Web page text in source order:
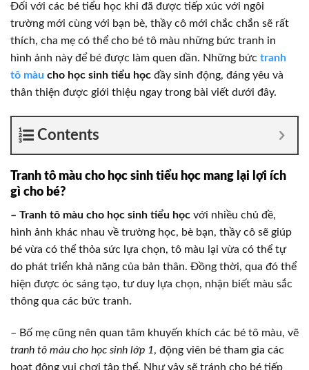
Đối với các bé tiểu học khi đã được tiếp xúc với ngôi
trường mới cùng với bạn bè, thầy cô mới chắc chắn sẽ rất
thích, cha mẹ có thể cho bé tô màu những bức tranh in
hình ảnh này để bé được làm quen dần. Những bức tranh
tô màu cho học sinh tiểu học đầy sinh động, đáng yêu và
thân thiện được giới thiệu ngay trong bài viết dưới đây.
Contents
Tranh tô màu cho học sinh tiểu học mang lại lợi ích
gì cho bé?
– Tranh tô màu cho học sinh tiểu học với nhiều chủ đề,
hình ảnh khác nhau về trường học, bè bạn, thầy cô sẽ giúp
bé vừa có thể thỏa sức lựa chọn, tô màu lại vừa có thể tự
do phát triển khả năng của bản thân. Đồng thời, qua đó thể
hiện được óc sáng tạo, tư duy lựa chọn, nhận biết màu sắc
thông qua các bức tranh.
– Bố mẹ cũng nên quan tâm khuyến khích các bé tô màu, vẽ
tranh tô màu cho học sinh lớp 1, động viên bé tham gia các
hoạt động vui chơi tập thể. Như vậy sẽ tránh cho bé tiếp